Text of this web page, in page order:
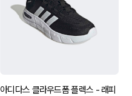
아디다스 클라우드폼 플렉스 - 래피